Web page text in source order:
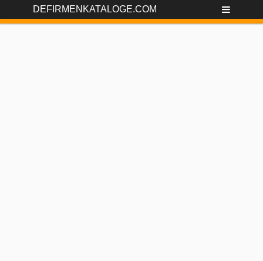
DEFIRMENKATALOGE.COM